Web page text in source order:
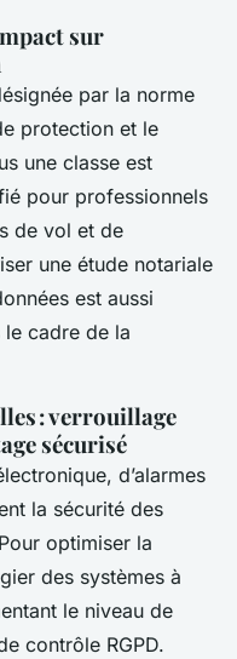
sur
par la norme
protection et le
une classe est
pour professionnels
de vol et de
une étude notariale
est aussi
cadre de la
: verrouillage
sécurisé
d’alarmes
la sécurité des
optimiser la
des systèmes à
le niveau de
contrôle RGPD.